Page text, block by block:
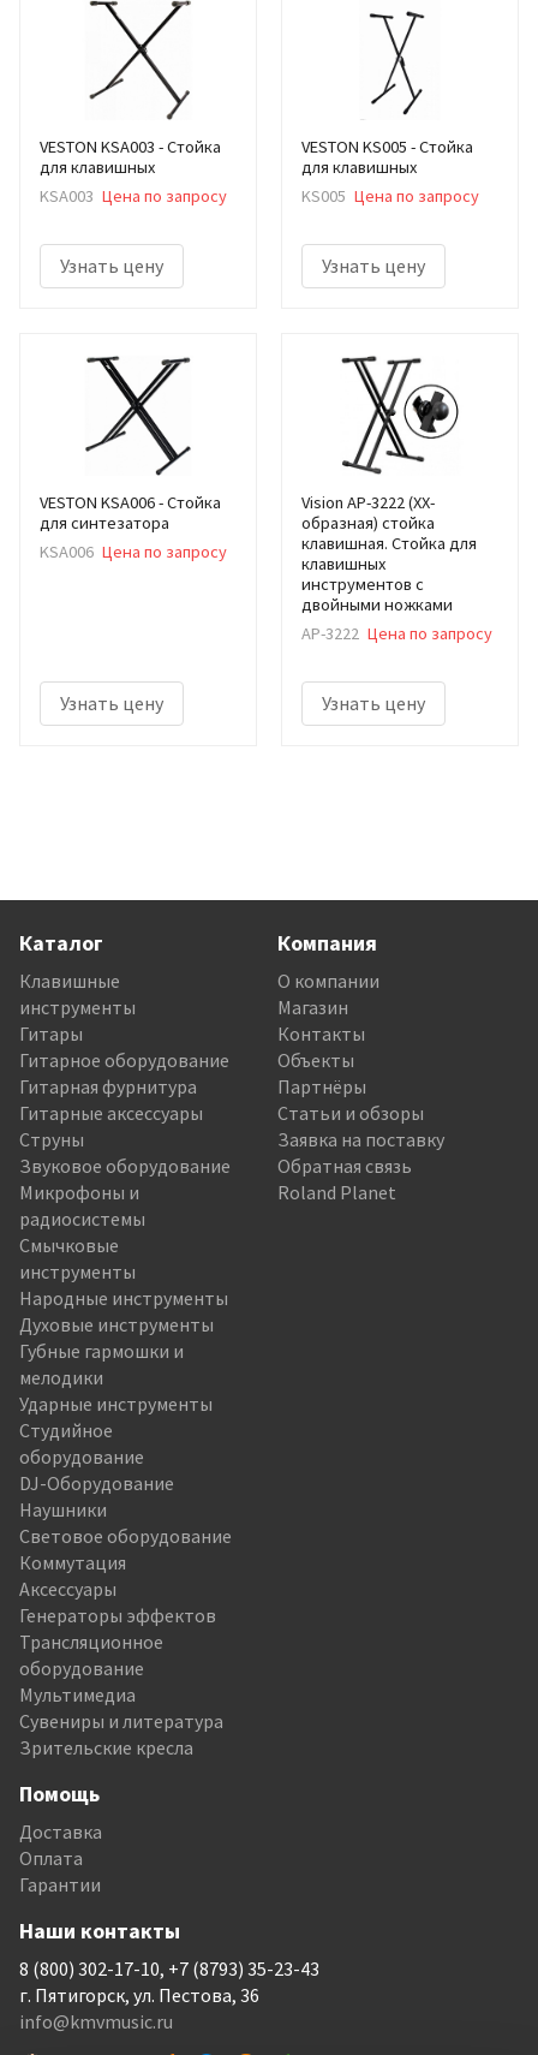
VESTON KSA003 - Стойка
для клавишных
KSA003 Цена по запросу
Узнать цену
VESTON KS005 - Стойка
для клавишных
KS005 Цена по запросу
Узнать цену
VESTON KSA006 - Стойка
для синтезатора
KSA006 Цена по запросу
Узнать цену
Vision AP-3222 (XX-
образная) стойка
клавишная. Стойка для
клавишных
инструментов с
двойными ножками
AP-3222 Цена по запросу
Узнать цену
Каталог
Клавишные
инструменты
Гитары
Гитарное оборудование
Гитарная фурнитура
Гитарные аксессуары
Струны
Звуковое оборудование
Микрофоны и
радиосистемы
Смычковые
инструменты
Народные инструменты
Духовые инструменты
Губные гармошки и
мелодики
Ударные инструменты
Студийное
оборудование
DJ-Оборудование
Наушники
Световое оборудование
Коммутация
Аксессуары
Генераторы эффектов
Трансляционное
оборудование
Мультимедиа
Сувениры и литература
Зрительские кресла
Компания
О компании
Магазин
Контакты
Объекты
Партнёры
Статьи и обзоры
Заявка на поставку
Обратная связь
Roland Planet
Помощь
Доставка
Оплата
Гарантии
Наши контакты
8 (800) 302-17-10, +7 (8793) 35-23-43
г. Пятигорск, ул. Пестова, 36
info@kmvmusic.ru